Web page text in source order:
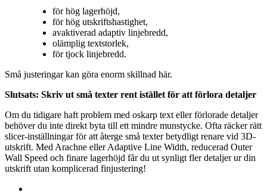
för hög lagerhöjd,
för hög utskriftshastighet,
avaktiverad adaptiv linjebredd,
olämplig textstorlek,
för tjock linjebredd.
Små justeringar kan göra enorm skillnad här.
Slutsats: Skriv ut små texter rent istället för att förlora detaljer
Om du tidigare haft problem med oskarp text eller förlorade detaljer
behöver du inte direkt byta till ett mindre munstycke. Ofta räcker rätt
slicer-inställningar för att återge små texter betydligt renare vid 3D-
utskrift. Med Arachne eller Adaptive Line Width, reducerad Outer
Wall Speed och finare lagerhöjd får du ut synligt fler detaljer ur din
utskrift utan komplicerad finjustering!